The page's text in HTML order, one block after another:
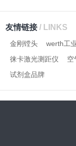
友情链接/ LINKS
金刚镗头 werth工
徕卡激光测距仪
空
试剂盒品牌